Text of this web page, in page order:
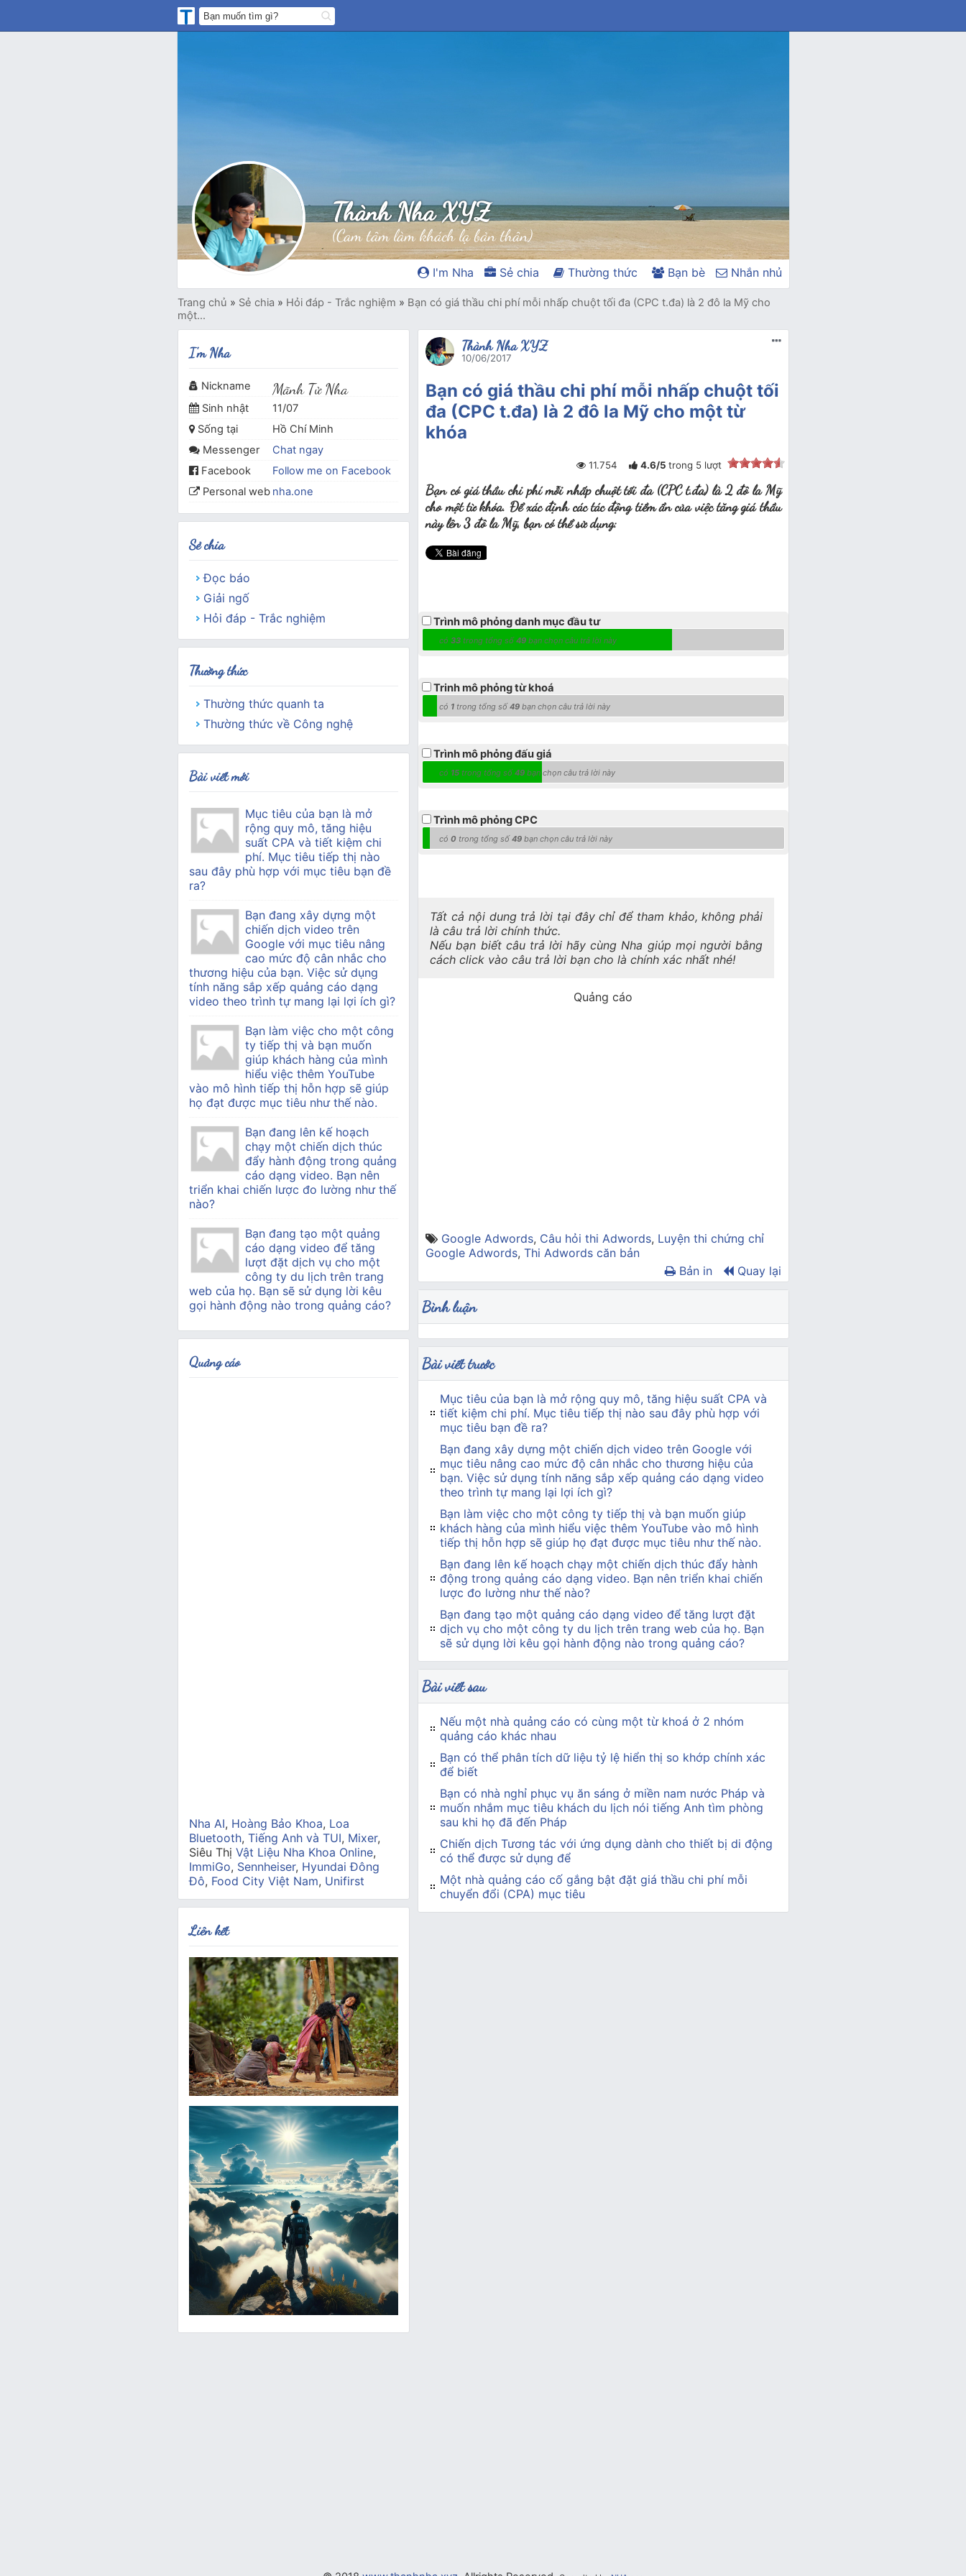
Thành Nha XYZ
(Cam tâm làm khách lạ bản thân)
I'm Nha Sẻ chia Thường thức Bạn bè Nhắn nhủ
Trang chủ » Sẻ chia » Hỏi đáp - Trắc nghiệm » Bạn có giá thầu chi phí mỗi nhấp chuột tối đa (CPC t.đa) là 2 đô la Mỹ cho
một...
Thành Nha XYZ
10/06/2017
Bạn có giá thầu chi phí mỗi nhấp chuột tối
đa (CPC t.đa) là 2 đô la Mỹ cho một từ
khóa
11.754 4.6/5 trong 5lượt
Bạn có giá thầu chi phí mỗi nhấp chuột tối đa (CPC t.đa) là 2 đô la Mỹ
cho một từ khóa. Để xác định các tác động tiềm ẩn của việc tăng giá thầu
này lên 3 đô la Mỹ, bạn có thể sử dụng:
Trình mô phỏng danh mục đầu tư
có33 trong tổng số49 bạn chọn câu trả lời này
Trinh mô phỏng từ khoá
có 1 trong tổng số49 bạn chọn câu trả lời này
Trình mô phỏng đấu giá
có 15 trong tổng số49 bạn chọn câu trả lời này
Trình mô phỏng CPC
có0 trong tổng số49 bạn chọn câu trả lời này
Tất cả nội dung trả lời tại đây chỉ để tham khảo, không phải
là câu trả lời chính thức.
Nếu bạn biết câu trả lời hãy cùng Nha giúp mọi người bằng
cách click vào câu trả lời bạn cho là chính xác nhất nhé!
Quảng cáo
Google Adwords, Câu hỏi thi Adwords, Luyện thi chứng chỉ
Google Adwords,Thi Adwords căn bản
Bản in
Quay lại
Bình luận
Bài viết trước
Mục tiêu của bạn là mở rộng quy mô, tăng hiệu suất CPA và
tiết kiệm chi phí. Mục tiêu tiếp thị nào sau đây phù hợp với
mục tiêu bạn đề ra?
Bạn đang xây dựng một chiến dịch video trên Google với
mục tiêu nâng cao mức độ cân nhắc cho thương hiệu của
bạn. Việc sử dụng tính năng sắp xếp quảng cáo dạng video
theo trình tự mang lại lợi ích gì?
Bạn làm việc cho một công ty tiếp thị và bạn muốn giúp
khách hàng của mình hiểu việc thêm YouTube vào mô hình
tiếp thị hỗn hợp sẽ giúp họ đạt được mục tiêu như thế nào.
Bạn đang lên kế hoạch chạy một chiến dịch thúc đẩy hành
động trong quảng cáo dạng video. Bạn nên triển khai chiến
lược đo lường như thế nào?
Bạn đang tạo một quảng cáo dạng video để tăng lượt đặt
dịch vụ cho một công ty du lịch trên trang web của họ. Bạn
sẽ sử dụng lời kêu gọi hành động nào trong quảng cáo?
Bài viết sau
Nếu một nhà quảng cáo có cùng một từ khoá ở 2 nhóm
quảng cáo khác nhau
Bạn có thể phân tích dữ liệu tỷ lệ hiển thị so khớp chính xác
để biết
Bạn có nhà nghỉ phục vụ ăn sáng ở miền nam nước Pháp và
muốn nhắm mục tiêu khách du lịch nói tiếng Anh tìm phòng
sau khi họ đã đến Pháp
Chiến dịch Tương tác với ứng dụng dành cho thiết bị di động
có thể được sử dụng để
Một nhà quảng cáo cố gắng bật đặt giá thầu chi phí mỗi
chuyển đổi (CPA) mục tiêu
I'm Nha
Nickname Mãnh Tử Nha
Sinh nhật
11/07
Sống tại
Hồ Chí Minh
Messenger
Chat ngay
Facebook
Follow me on Facebook
Personal web nha.one
Sẻ chia
Đọc báo
Giải ngố
Hỏi đáp - Trắc nghiệm
Thường thức
Thường thức quanh ta
Thường thức về Công nghệ
Bài viết mới
Mục tiêu của bạn là mở
rộng quy mô, tăng hiệu
suất CPA và tiết kiệm chi
phí. Mục tiêu tiếp thị nào
sau đây phù hợp với mục tiêu bạn đề
ra?
Bạn đang xây dựng một
chiến dịch video trên
Google với mục tiêu nâng
cao mức độ cân nhắc cho
thương hiệu của bạn. Việc sử dụng
tính năng sắp xếp quảng cáo dạng
video theo trình tự mang lại lợi ích gì?
Bạn làm việc cho một công
ty tiếp thị và bạn muốn
giúp khách hàng của mình
hiểu việc thêm YouTube
vào mô hình tiếp thị hỗn hợp sẽ giúp
họ đạt được mục tiêu như thế nào.
Bạn đang lên kế hoạch
chạy một chiến dịch thúc
đẩy hành động trong quảng
cáo dạng video. Bạn nên
triển khai chiến lược đo lường như thế
nào?
Bạn đang tạo một quảng
cáo dạng video để tăng
lượt đặt dịch vụ cho một
công ty du lịch trên trang
web của họ. Bạn sẽ sử dụng lời kêu
gọi hành động nào trong quảng cáo?
Quảng cáo
Nha AI, Hoàng Bảo Khoa, Loa
Bluetooth, Tiếng Anh và TUI, Mixer,
Siêu Thị Vật Liệu Nha Khoa Online,
ImmiGo, Sennheiser, Hyundai Đông
Đô, Food City Việt Nam, Unifirst
Liên kết